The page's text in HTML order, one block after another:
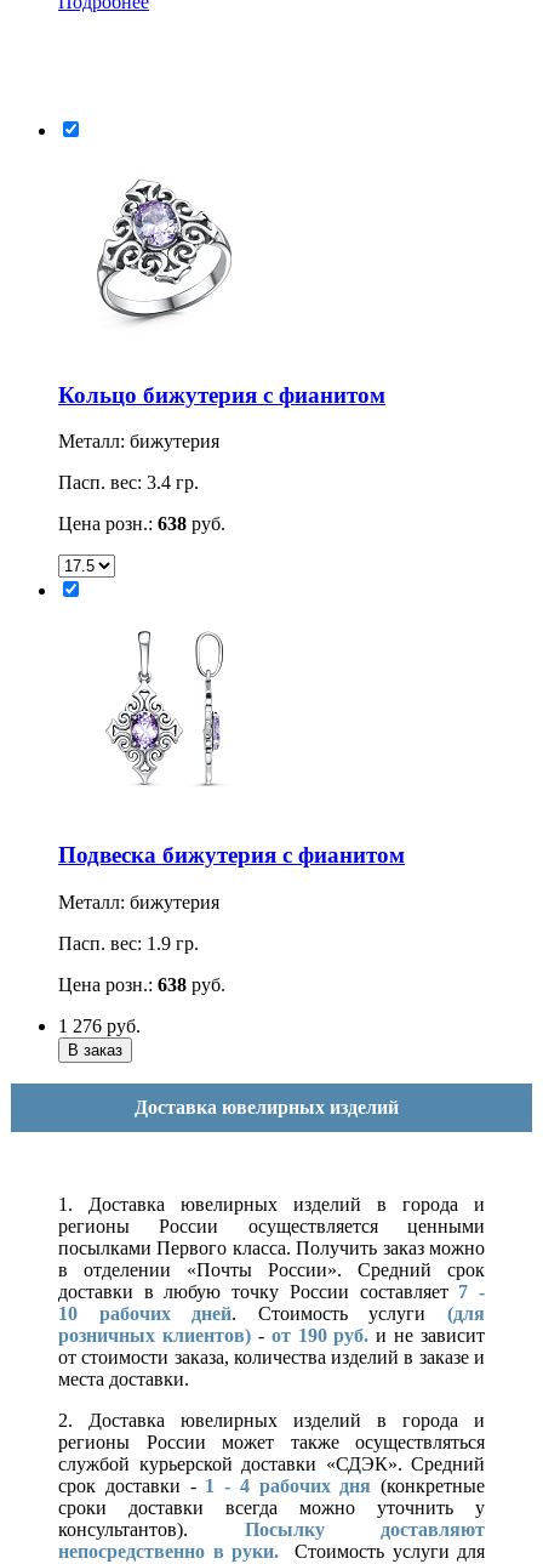
Кольцо бижутерия с фианитом
Металл: бижутерия
Пасп. вес: 3.4 гр.
Цена розн.: 638 руб.
Подвеска бижутерия с фианитом
Металл: бижутерия
Пасп. вес: 1.9 гр.
Цена розн.: 638 руб.
1 276 руб.
Доставка ювелирных изделий
1. Доставка ювелирных изделий в города и
регионы России осуществляется ценными
посылками Первого класса. Получить заказ можно
в отделении «Почты России». Средний срок
доставки в любую точку России составляет 7 -
10 рабочих дней. Стоимость услуги(для
розничных клиентов)- от 190 руб. и не зависит
от стоимости заказа, количества изделий в заказе и
места доставки.
2. Доставка ювелирных изделий в города и
регионы России может также осуществляться
службой курьерской доставки «СДЭК». Средний
срок доставки - 1 - 4 рабочих дня (конкретные
сроки доставки всегда можно уточнить у
консультантов). Посылку доставляют
непосредственно в руки.
Стоимость услуги для